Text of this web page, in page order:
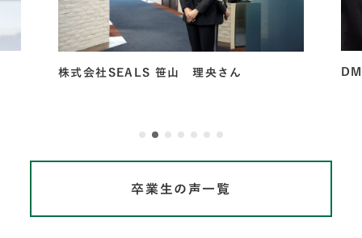
DMG森精機株式会社 堤田 もえさん 東
卒業生の声一覧